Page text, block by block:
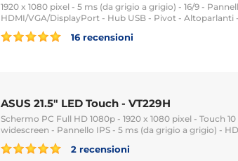
1920 x 1080 pixel - 5 ms (da grigio a grigio) - 16/9 -
HDMI/VGA/DisplayPort - Hub USB - Pivot - Altoparlanti
16 recensioni
ASUS 21.5" LED Touch - VT229H
Schermo PC Full HD 1080p - 1920 x 1080 pixel - Touch
widescreen - Pannello IPS - 5 ms (da grigio a grigio) -
2 recensioni